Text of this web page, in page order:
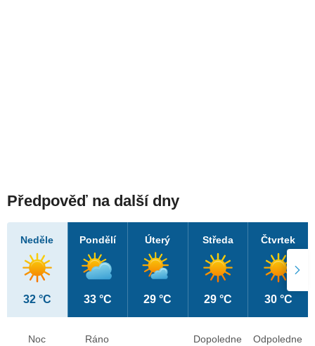
Předpověď na další dny
Neděle
32 °C
Pondělí
33 °C
Úterý
29 °C
Středa
29 °C
Čtvrtek
30 °C
Noc
Ráno
Dopoledne
Odpoledne